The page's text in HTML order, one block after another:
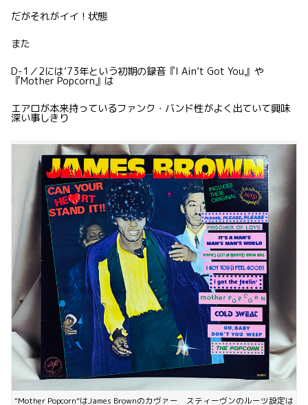
だがそれがイイ！状態
また
D-1／2には’73年という初期の録音『I Ain’t Got You』や
『Mother Popcorn』は
エアロが本来持っているファンク・バンド性がよく出ていて興味
深い事しきり
“Mother Popcorn”はJames Brownのカヴァー スティーヴンのルーツ設定は